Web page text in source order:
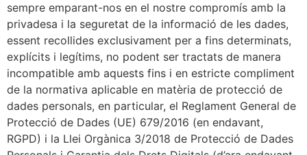
sempre emparant-nos en el nostre compromís amb la
privadesa i la seguretat de la informació de les dades,
essent recollides exclusivament per a fins determinats,
explícits i legítims, no podent ser tractats de manera
incompatible amb aquests fins i en estricte compliment
de la normativa aplicable en matèria de protecció de
dades personals, en particular, el Reglament General de
Protecció de Dades (UE) 679/2016 (en endavant,
RGPD) i la Llei Orgànica 3/2018 de Protecció de Dades